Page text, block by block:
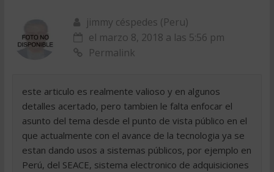
jimmy céspedes (Peru)
el marzo 8, 2018 a las 5:56 pm
Permalink
este articulo es realmente valioso y en algunos
detalles acertado, pero tambien le falta enfocar el
asunto del tema desde el punto de vista público en el
que actualmente con el avance de la tecnologia ya se
estan dando usos a sistemas públicos, por ejemplo en
Perú, del SEACE, sistema electronico de adquisiciones